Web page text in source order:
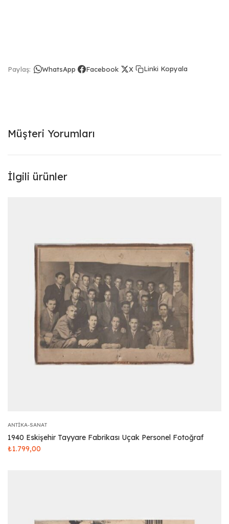
Paylaş: WhatsApp Facebook X Linki Kopyala
Müşteri Yorumları
İlgili ürünler
ANTIKA-SANAT
1940 Eskişehir Tayyare Fabrikası Uçak Personel Fotoğraf
₺1.799,00